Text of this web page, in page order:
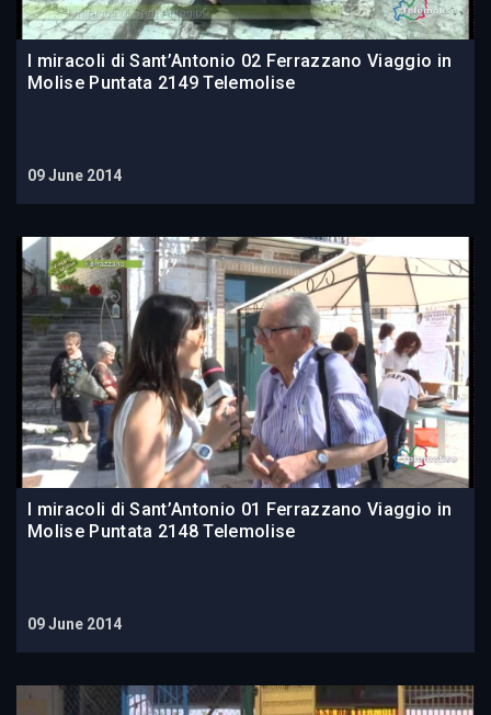
I miracoli di Sant’Antonio 02 Ferrazzano Viaggio in
Molise Puntata 2149 Telemolise
09 June 2014
I miracoli di Sant’Antonio 01 Ferrazzano Viaggio in
Molise Puntata 2148 Telemolise
09 June 2014